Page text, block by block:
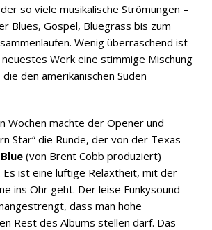
so viele musikalische Strömungen –
Blues, Gospel, Bluegrass bis zum
Wenig überraschend ist
Werk eine stimmige Mischung
den amerikanischen Süden
Wochen machte der Opener und
Star“ die Runde, der von der Texas
(von Brent Cobb produziert)
ist eine luftige Relaxtheit, mit der
ins Ohr geht. Der leise Funkysound
dass man hohe
Rest des Albums stellen darf. Das